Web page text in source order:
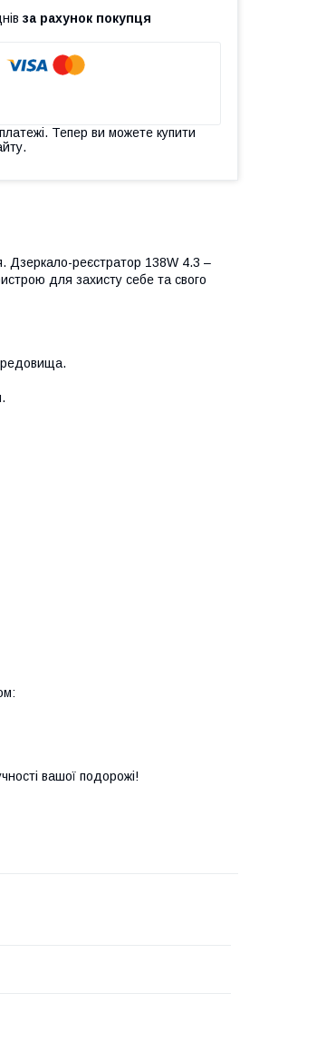
за рахунок покупця
Тепер ви можете купити
Дзеркало-реєстратор 138W 4.3 –
для захисту себе та свого
вашої подорожі!